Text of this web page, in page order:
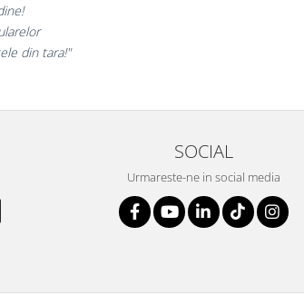
SOCIAL
Urmareste-ne in social media